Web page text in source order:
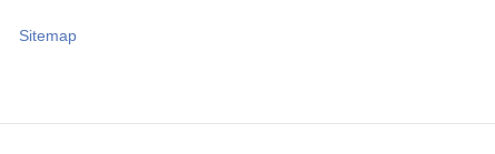
Sitemap